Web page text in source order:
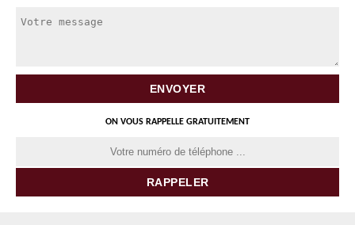
ON VOUS RAPPELLE GRATUITEMENT